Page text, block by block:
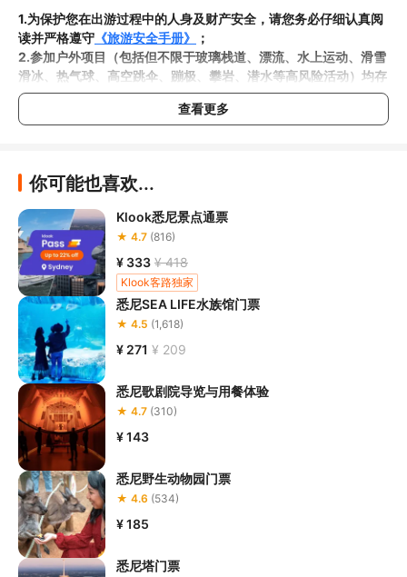
1.为保护您在出游过程中的人身及财产安全，请您务必仔细认真阅
读并严格遵守 《旅游安全手册》
；
2.参加户外项目（包括但不限于玻璃栈道、漂流、水上运动、滑雪
滑冰、热气球、高空跳伞、蹦极、攀岩、潜水等高风险活动）均存
在一定风险，请您在参与相应项目之前充分了解《安全防护指
，在结合自身身体真实状况、年龄等情况并充分参考当地相关
龄、准入身高及准入体重等准入要求
成行的后果由您自行承担；
4.禁止孕妇、患有高血压、心脏病等不适合刺激性游玩项目的疾病
患者及严重恐高、体质较弱的游客参加本项目，
参加本项目发生意外的，由您本人承担一切责任，因此给旅行社造
5.在项目过程中您需要全程正确穿戴安全护具，戴眼镜的游客应当
做好相应防护，避免发生意外事件。若本项目因天气恶劣或其他不
可抗力导致无法成行的，请您听从旅行社工作人员的安排参加活
动；
6.若您在项目过程中感到任何不适，请及时与项目工作人员进行沟
查看更多
你可能也喜欢...
Klook悉尼景点通票
★ 4.7 (816)
¥ 333 ¥ 418
Klook客路独家
悉尼SEA LIFE水族馆门票
★ 4.5 (1,618)
¥ 271 ¥ 209
悉尼歌剧院导览与用餐体验
★ 4.7 (310)
¥ 143
悉尼野生动物园门票
★ 4.6 (534)
¥ 185
悉尼塔门票